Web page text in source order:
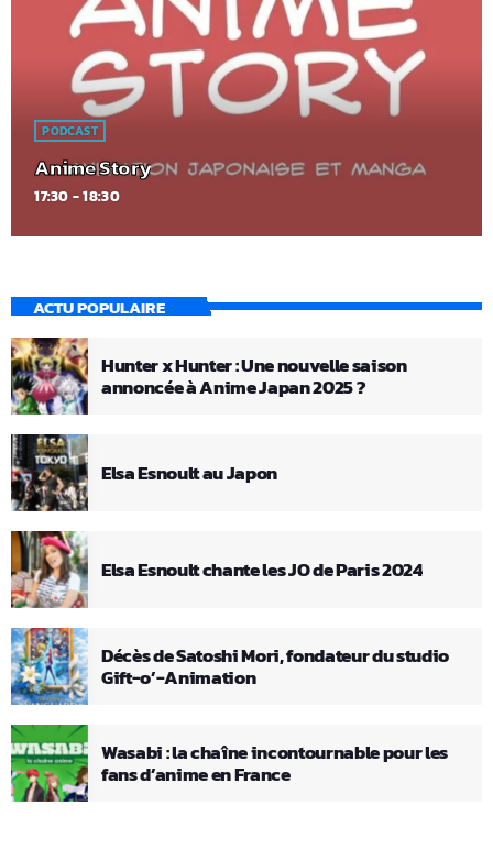
PODCAST
Anime Story
17:30 - 18:30
ACTU POPULAIRE
Hunter x Hunter : Une nouvelle saison
annoncée à Anime Japan 2025 ?
Elsa Esnoult au Japon
Elsa Esnoult chante les JO de Paris 2024
Décès de Satoshi Mori, fondateur du studio
Gift-o’-Animation
Wasabi : la chaîne incontournable pour les
fans d’anime en France